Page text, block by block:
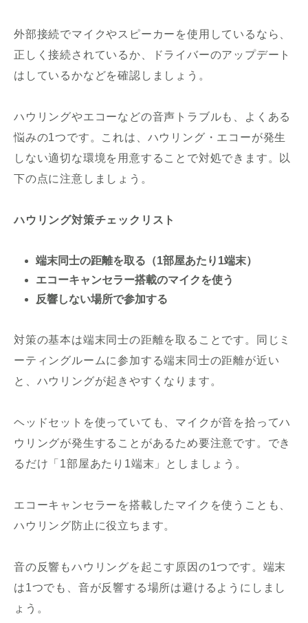
外部接続でマイクやスピーカーを使用しているなら、
正しく接続されているか、ドライバーのアップデート
はしているかなどを確認しましょう。
ハウリングやエコーなどの音声トラブルも、よくある
悩みの1つです。これは、ハウリング・エコーが発生
しない適切な環境を用意することで対処できます。以
下の点に注意しましょう。
ハウリング対策チェックリスト
端末同士の距離を取る（1部屋あたり1端末）
エコーキャンセラー搭載のマイクを使う
反響しない場所で参加する
対策の基本は端末同士の距離を取ることです。同じミ
ーティングルームに参加する端末同士の距離が近い
と、ハウリングが起きやすくなります。
ヘッドセットを使っていても、マイクが音を拾ってハ
ウリングが発生することがあるため要注意です。でき
るだけ「1部屋あたり1端末」としましょう。
エコーキャンセラーを搭載したマイクを使うことも、
ハウリング防止に役立ちます。
音の反響もハウリングを起こす原因の1つです。端末
は1つでも、音が反響する場所は避けるようにしまし
ょう。